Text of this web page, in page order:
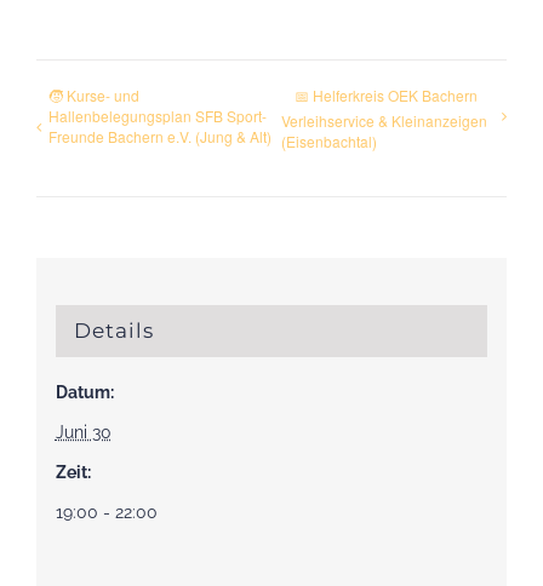
🧒 Kurse- und
Hallenbelegungsplan SFB Sport-
Freunde Bachern e.V. (Jung & Alt)
📅 Helferkreis OEK Bachern
Verleihservice & Kleinanzeigen
(Eisenbachtal)
Details
Datum:
Juni 30
Zeit:
19:00 - 22:00